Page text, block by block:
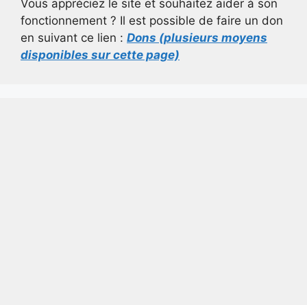
Vous appréciez le site et souhaitez aider à son
fonctionnement ? Il est possible de faire un don
en suivant ce lien : Dons (plusieurs moyens
disponibles sur cette page)